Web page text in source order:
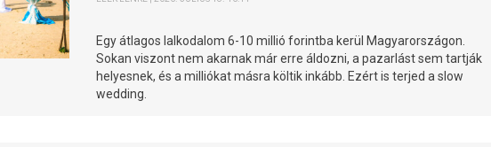
Egy átlagos lalkodalom 6-10 millió forintba kerül Magyarországon.
Sokan viszont nem akarnak már erre áldozni, a pazarlást sem tartják
helyesnek, és a milliókat másra költik inkább. Ezért is terjed a slow
wedding.